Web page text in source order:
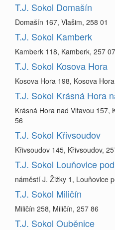
T.J. Sokol Domašín
Domašín 167, Vlašim, 258 01
T.J. Sokol Kamberk
Kamberk 118, Kamberk, 257 07
T.J. Sokol Kosova Hora
Kosova Hora 198, Kosova
T.J. Sokol Krásná Hora
Krásná Hora nad Vltavou 157,
56
T.J. Sokol Křivsoudov
Křivsoudov 145, Křivsoudov,
T.J. Sokol Louňovice
náměstí J. Žižky 1, Louňovice
T.J. Sokol Miličín
Miličín 258, Miličín, 257 86
T.J. Sokol Ouběnice